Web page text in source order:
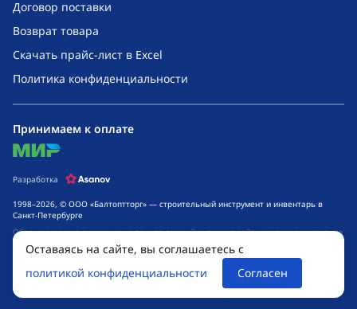
Договор поставки
Возврат товара
Скачать прайс-лист в Excel
Политика конфиденциальности
1998–2026, © ООО «Балтоптторг» — строительный инструмент и инвентарь в
Санкт-Петербурге
Обращаем ваше внимание на то, что данный интернет-сайт носит исключительно
информационный характер и ни при каких условиях не является публичной
офертой, определяемой положениями ч. 2 ст. 437 Гражданского кодекса
товаров и сроках выполнения услуг, обращайтесь к менеджерам компании.
Принимаем к оплате
mir
Разработка
Оставаясь на сайте, вы соглашаетесь с
политикой конфиденциальности
Согласен